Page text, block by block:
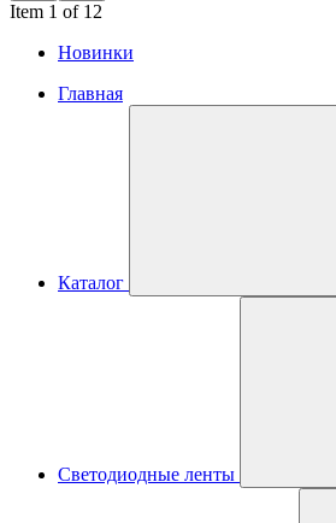
Item 1 of 12
Новинки
Главная
Каталог
Светодиодные ленты